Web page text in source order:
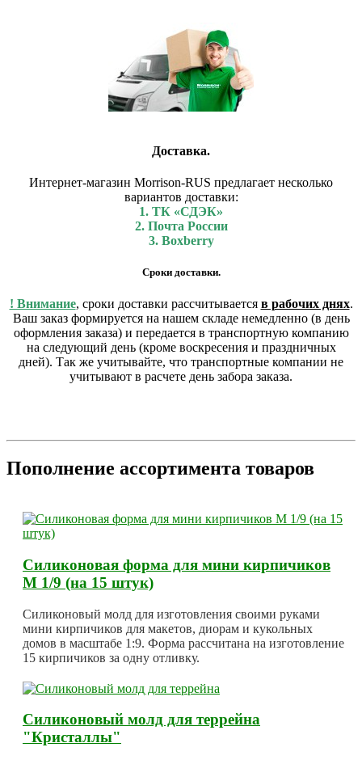
Доставка.
Интернет-магазин Morrison-RUS предлагает несколько
вариантов доставки:
1. ТК «СДЭК»
2. Почта России
3. Boxberry
Сроки доставки.
! Внимание, сроки доставки рассчитывается в рабочих днях.
Ваш заказ формируется на нашем складе немедленно (в день
оформления заказа) и передается в транспортную компанию
на следующий день (кроме воскресения и праздничных
дней). Так же учитывайте, что транспортные компании не
учитывают в расчете день забора заказа.
Пополнение ассортимента товаров
Силиконовая форма для мини кирпичиков
М 1/9 (на 15 штук)
Силиконовый молд для изготовления своими руками
мини кирпичиков для макетов, диорам и кукольных
домов в масштабе 1:9. Форма рассчитана на изготовление
15 кирпичиков за одну отливку.
Силиконовый молд для террейна
"Кристаллы"